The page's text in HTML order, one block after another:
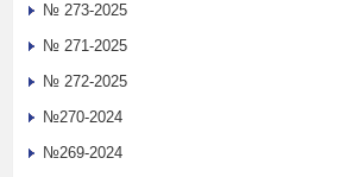
№ 273-2025
№ 271-2025
№ 272-2025
№270-2024
№269-2024